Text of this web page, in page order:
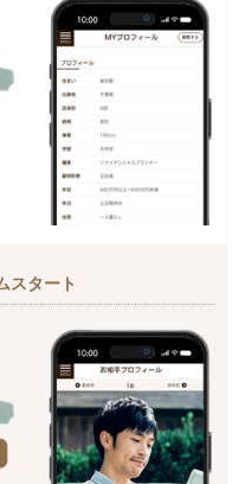
スタート